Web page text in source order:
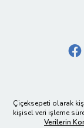
Çiçeksepeti olarak
kişisel veri işleme
Verilerin